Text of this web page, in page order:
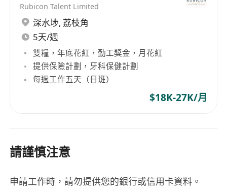
Rubicon Talent Limited
深水埗, 荔枝角
5天/週
雙糧，年底花紅，勤工獎金，月花紅
提供保險計劃，牙科保健計劃
每週工作五天（日班）
$18K-27K/月
請謹慎注意
申請工作時，請勿提供您的銀行或信用卡資料。